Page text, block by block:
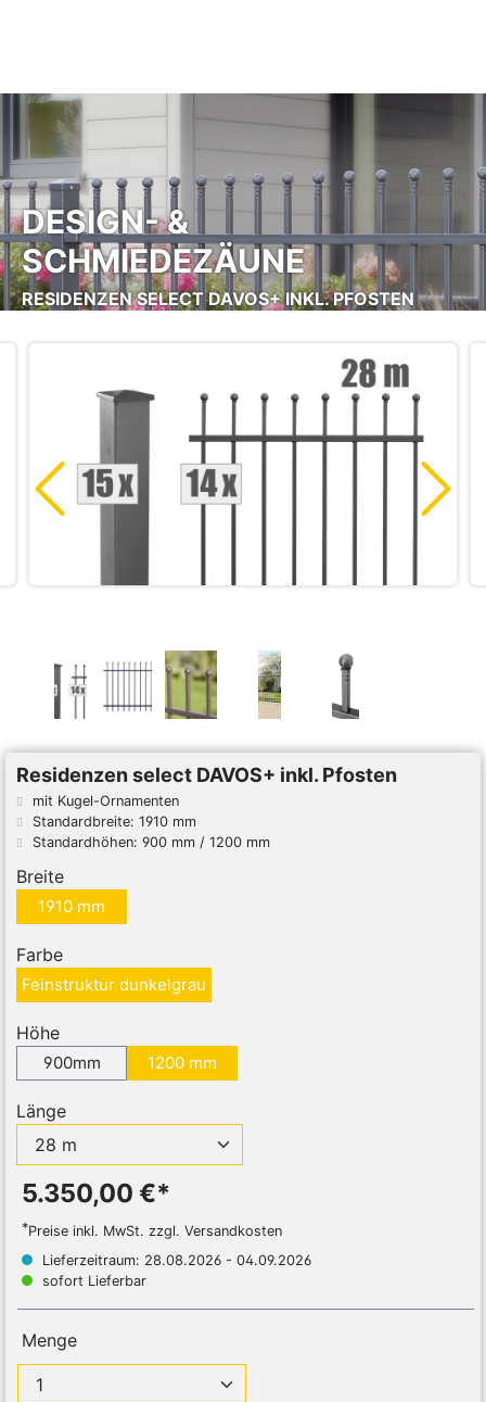
DESIGN- &
SCHMIEDEZÄUNE
RESIDENZEN SELECT DAVOS+ INKL. PFOSTEN
Residenzen select DAVOS+ inkl. Pfosten
mit Kugel-Ornamenten
Standardbreite: 1910 mm
Standardhöhen: 900 mm / 1200 mm
Breite
1910 mm
Farbe
Feinstruktur dunkelgrau
Höhe
900mm 1200 mm
Länge
5.350,00 €*
*Preise inkl. MwSt. zzgl. Versandkosten
Lieferzeitraum: 28.08.2026 - 04.09.2026
sofort Lieferbar
Menge